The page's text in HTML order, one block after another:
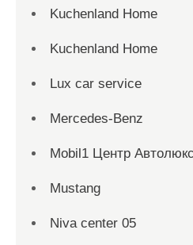
Kuchenland Home
Kuchenland Home
Lux car service
Mercedes-Benz
Mobil1 Центр
Mustang
Niva center 05